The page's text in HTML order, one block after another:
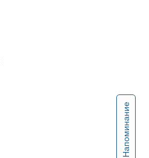
Напоминание